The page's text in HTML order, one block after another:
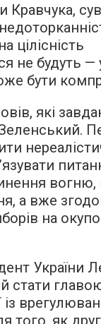
цілісність
не будуть —
бути
які
вогню,
а вже
на
України
стати главою
того, як